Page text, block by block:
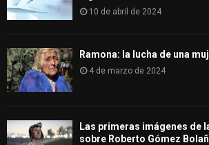
10 de abril de 2024
Ramona: la lucha de una
4 de marzo de 2024
Las primeras imágenes de
sobre Roberto Gómez